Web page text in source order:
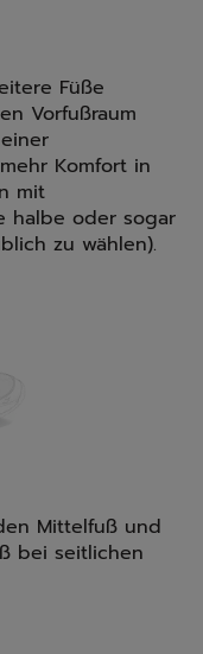
Füße
Vorfußraum
Komfort in
mit
halbe oder sogar
zu wählen).
Mittelfuß und
bei seitlichen